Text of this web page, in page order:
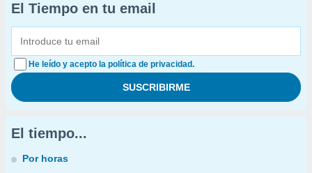
El Tiempo en tu email
He leído y acepto la política de privacidad.
El tiempo...
Por horas